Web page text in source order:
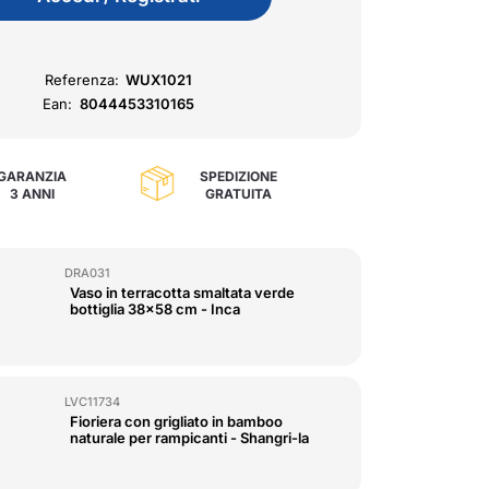
Referenza: WUX1021
Ean: 8044453310165
3 ANNI
SPEDIZIONE
GRATUITA
DRA031
Vaso in terracotta smaltata verde
bottiglia 38x58 cm - Inca
LVC11734
Fioriera con grigliato in bamboo
naturale per rampicanti - Shangri-la